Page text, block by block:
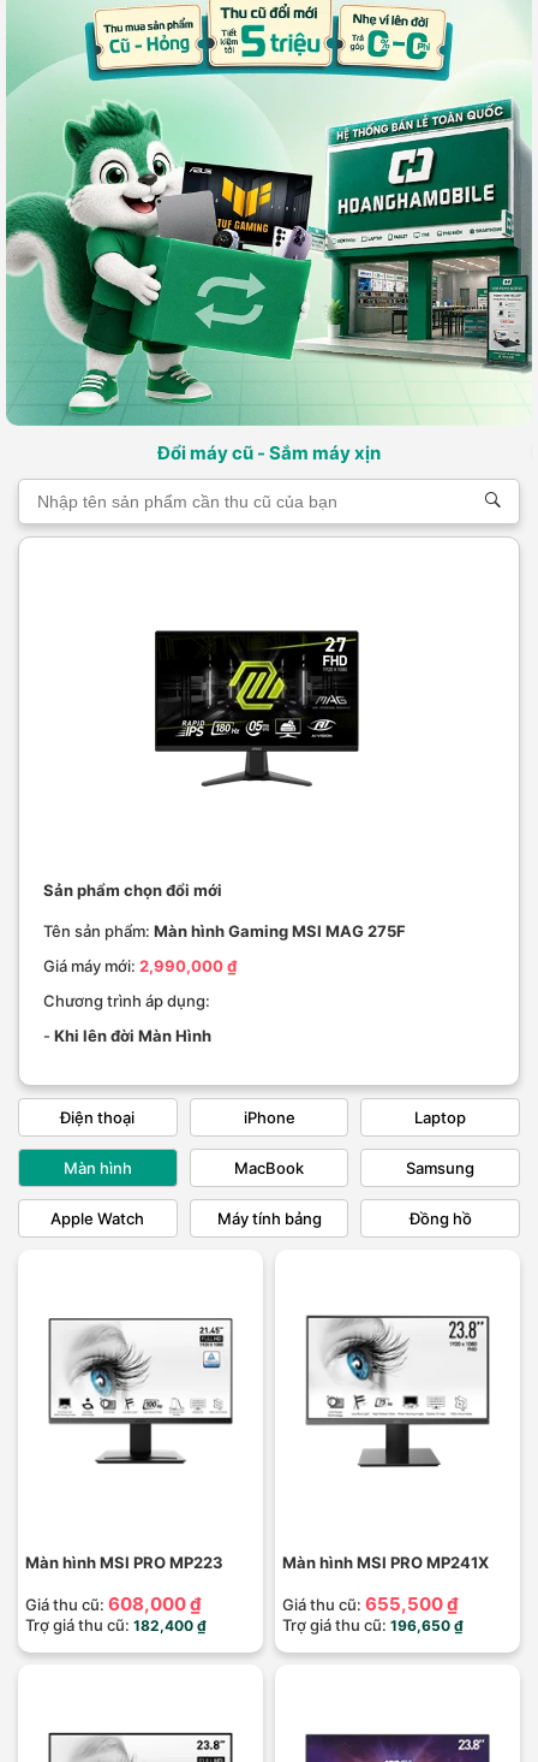
Đổi máy cũ - Sắm máy xịn
Sản phẩm chọn đổi mới
Tên sản phẩm: Màn hình Gaming MSI MAG 275F
Giá máy mới: 2,990,000 ₫
Chương trình áp dụng:
- Khi lên đời Màn Hình
Điện thoại iPhone Laptop
Màn hình MacBook Samsung
Apple Watch Máy tính bảng Đồng hồ
Màn hình MSI PRO MP223
Giá thu cũ: 608,000 ₫
Trợ giá thu cũ: 182,400 ₫
Màn hình MSI PRO MP241X
Giá thu cũ: 655,500 ₫
Trợ giá thu cũ: 196,650 ₫